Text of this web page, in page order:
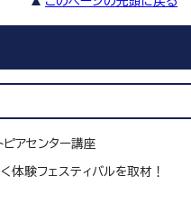
アセンター講座
体験フェスティバルを取材！